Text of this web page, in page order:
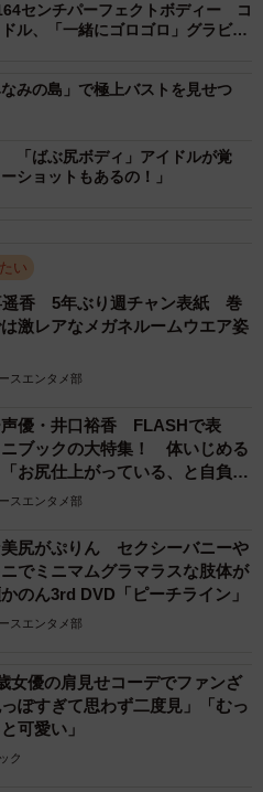
センチパーフェクトボディー コ
ル、「一緒にゴロゴロ」グラビア
みの島」で極上バストを見せつ
「ばぶ尻ボディ」アイドルが覚
ショットもあるの！」
い
遥香 5年ぶり週チャン表紙 巻
激レアなメガネルームウエア姿
スエンタメ部
声優・井口裕香 FLASHで表
ブックの大特集！ 体いじめる
お尻仕上がっている、と自負し
くつになっても理想の身体でい
スエンタメ部
美尻がぷりん セクシーバニーや
でミニマムグラマラスな肢体が
のん3rd DVD「ピーチライン」
スエンタメ部
優の肩見せコーデでファンざ
ぽすぎて思わず二度見」「むっ
可愛い」
ク